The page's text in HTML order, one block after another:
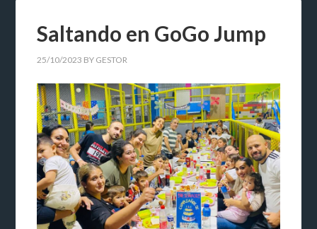
Saltando en GoGo Jump
25/10/2023 BY GESTOR